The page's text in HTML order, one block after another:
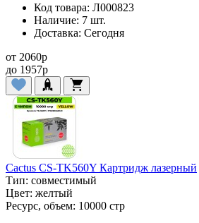
Код товара: Л000823
Наличие: 7 шт.
Доставка: Сегодня
от 2060p
до 1957p
Cactus CS-TK560Y Картридж лазерный
Тип: совместимый
Цвет: желтый
Ресурс, объем: 10000 стр